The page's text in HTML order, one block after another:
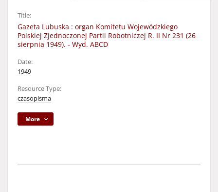
Title:
Gazeta Lubuska : organ Komitetu Wojewódzkiego
Polskiej Zjednoczonej Partii Robotniczej R. II Nr 231 (26
sierpnia 1949). - Wyd. ABCD
Date:
1949
Resource Type:
czasopisma
More